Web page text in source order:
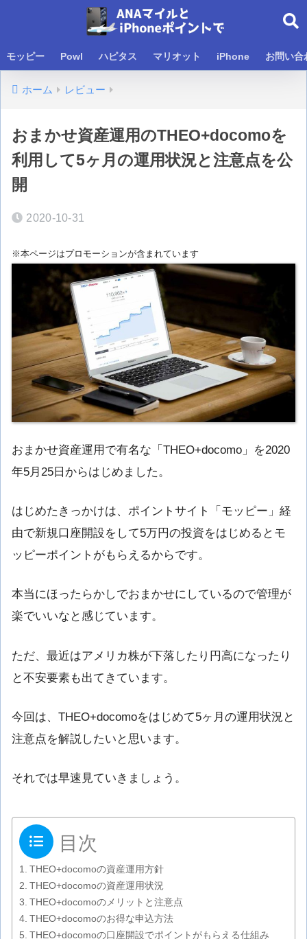
モッピー Powl ハピタス マリオット iPhone お問い合
ホーム レビュー
おまかせ資産運用のTHEO+docomoを
利用して5ヶ月の運用状況と注意点を公
開
2020-10-31
※本ページはプロモーションが含まれています
おまかせ資産運用で有名な「THEO+docomo」を2020
年5月25日からはじめました。
はじめたきっかけは、ポイントサイト「モッピー」経
由で新規口座開設をして5万円の投資をはじめるとモ
ッピーポイントがもらえるからです。
本当にほったらかしでおまかせにしているので管理が
楽でいいなと感じています。
ただ、最近はアメリカ株が下落したり円高になったり
と不安要素も出てきています。
今回は、THEO+docomoをはじめて5ヶ月の運用状況と
注意点を解説したいと思います。
それでは早速見ていきましょう。
目次
THEO+docomoの資産運用方針
THEO+docomoの資産運用状況
THEO+docomoのメリットと注意点
THEO+docomoのお得な申込方法
THEO+docomoの口座開設でポイントがもらえる仕組み